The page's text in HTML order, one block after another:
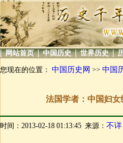
| 网站首页 | 中国历史 | 世界历史 |
您现在的位置： 中国历史网 >> 中国
法国学者：中国妇
时间：2013-02-18 01:13:45 来源： 不详